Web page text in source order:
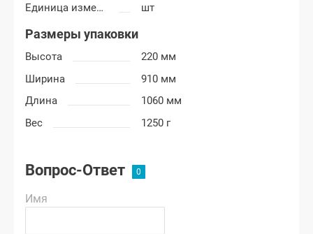
Единица измерения
шт
Размеры упаковки
Высота
220 мм
Ширина
910 мм
Длина
1060 мм
Вес
1250 г
Вопрос-Ответ
Имя